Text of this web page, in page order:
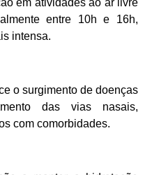
em atividades ao ar livre
entre 10h e 16h,
intensa.
o surgimento de doenças
das vias nasais,
com comorbidades.